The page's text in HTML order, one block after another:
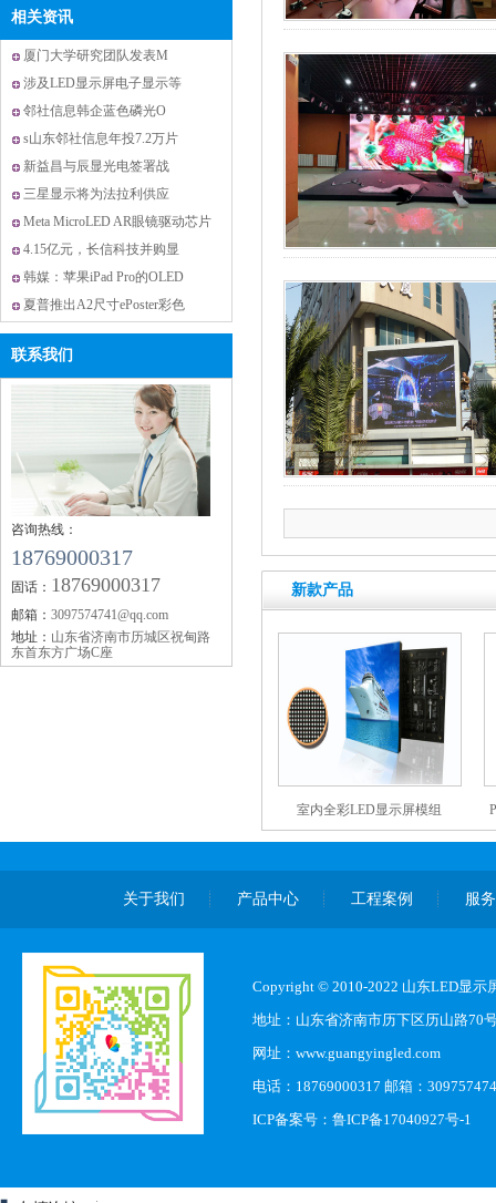
相关资讯
厦门大学研究团队发表M
涉及LED显示屏电子显示等
邻社信息韩企蓝色磷光O
s山东邻社信息年投7.2万片
新益昌与辰显光电签署战
三星显示将为法拉利供应
Meta MicroLED AR眼镜驱动芯片
4.15亿元，长信科技并购显
韩媒：苹果iPad Pro的OLED
夏普推出A2尺寸ePoster彩色
联系我们
咨询热线：
18769000317
固话： 18769000317
邮箱： 3097574741@qq.com
地址： 山东省济南市历城区祝甸路
东首东方广场C座
新款产品
室内全彩LED显示屏模组
关于我们 产品中心 工程案例 服
Copyright © 2010-2022 山东LED显示
地址：山东省济南市历下区历山路70
网址：www.guangyingled.com
电话：18769000317 邮箱：
ICP备案号： 鲁ICP备17040927号-1